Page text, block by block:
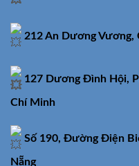
212 An Dương Vương,
127 Dương Đình Hội,
Chí Minh
Số 190, Đường Điện
Nẵng